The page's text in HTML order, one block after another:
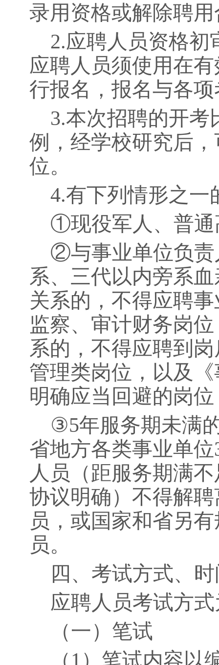
录用资格或解除聘
2.应聘人员资格初
应聘人员须使用在
行报名，报名与各
3.本次招聘的开考
例，经学校研究后
位。
4.有下列情形之一
①现役军人、普通
②与事业单位负责
系、三代以内旁系
关系的，不得应聘
监察、审计财务岗
系的，不得应聘到
管理类岗位，以及
明确应当回避的岗位
③5年服务期未满
省地方各类事业单位
人员（距服务期满
协议明确）不得解
员，或国家和省另
员。
四、考试方式、
应聘人员考试方
（一）笔试
（1）笔试内容以